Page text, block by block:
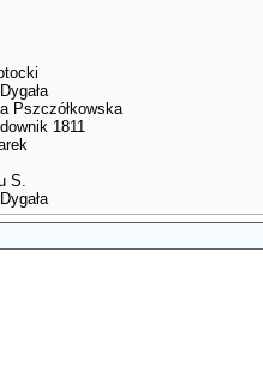
Pszczółkowska
1811
S.